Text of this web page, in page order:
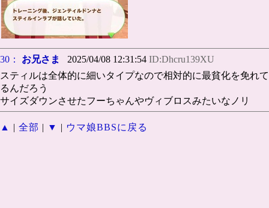
30： お兄さま 2025/04/08 12:31:54 ID:Dhcru139XU
スティルは全体的に細いタイプなので相対的に最貧化を免れて
るんだろう
サイズダウンさせたフーちゃんやヴィブロスみたいなノリ
▲ | 全部 | ▼ | ウマ娘BBSに戻る